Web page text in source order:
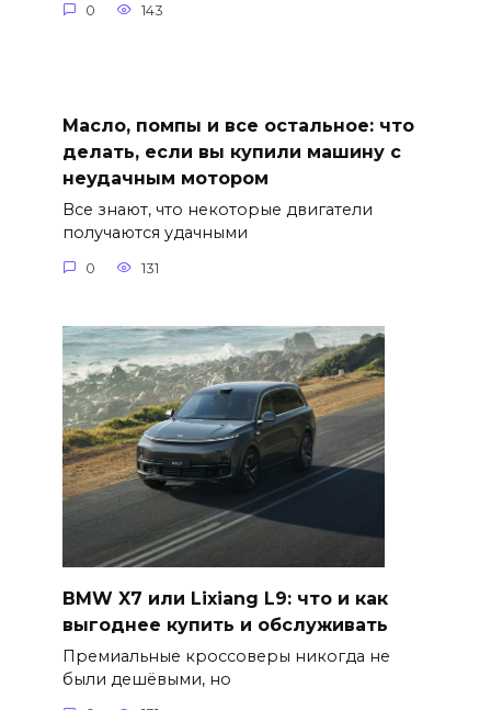
0 143
Масло, помпы и все остальное: что
делать, если вы купили машину с
неудачным мотором
Все знают, что некоторые двигатели
получаются удачными
0 131
BMW X7 или Lixiang L9: что и как
выгоднее купить и обслуживать
Премиальные кроссоверы никогда не
были дешёвыми, но